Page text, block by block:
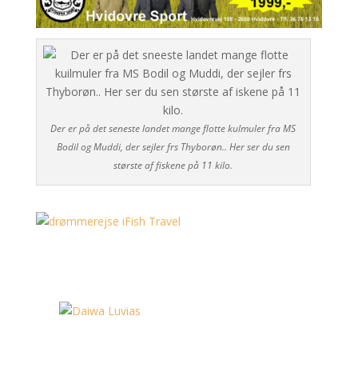
Der er på det seneste landet mange flotte kulmuler fra MS
Bodil og Muddi, der sejler frs Thyborøn.. Her ser du sen
største af fiskene på 11 kilo.